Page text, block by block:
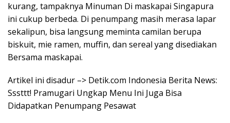
kurang, tampaknya Minuman Di maskapai Singapura
ini cukup berbeda. Di penumpang masih merasa lapar
sekalipun, bisa langsung meminta camilan berupa
biskuit, mie ramen, muffin, dan sereal yang disediakan
Bersama maskapai.
Artikel ini disadur –> Detik.com Indonesia Berita News:
Sssttt! Pramugari Ungkap Menu Ini Juga Bisa
Didapatkan Penumpang Pesawat